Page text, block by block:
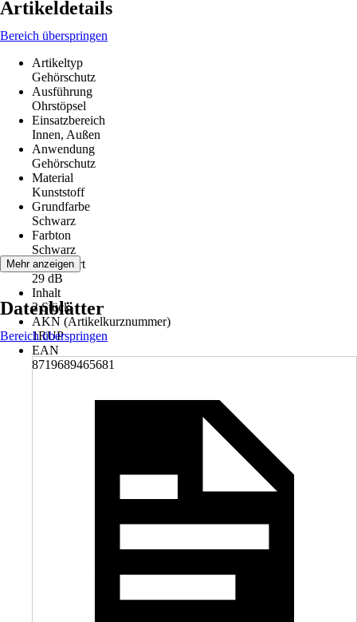
Artikeldetails
Bereich überspringen
Artikeltyp
Gehörschutz
Ausführung
Ohrstöpsel
Einsatzbereich
Innen, Außen
Anwendung
Gehörschutz
Material
Kunststoff
Grundfarbe
Schwarz
Farbton
Schwarz
SNR-Wert
29 dB
Inhalt
2 Stück
AKN (Artikelkurznummer)
1RUP
EAN
8719689465681
Mehr anzeigen
Datenblätter
Bereich überspringen